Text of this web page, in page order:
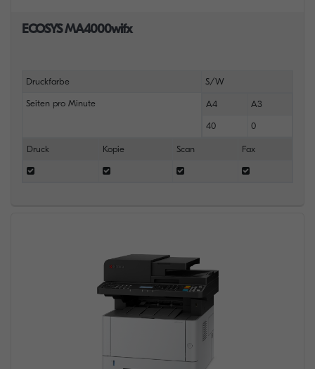
ECOSYS MA4000wifx
Druckfarbe S/W
Seiten pro Minute A4 A3
40 0
Druck Kopie Scan Fax